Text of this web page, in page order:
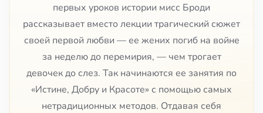
первых уроков истории мисс Броди
рассказывает вместо лекции трагический сюжет
своей первой любви — ее жених погиб на войне
за неделю до перемирия, — чем трогает
девочек до слез. Так начинаются ее занятия по
«Истине, Добру и Красоте» с помощью самых
нетрадиционных методов. Отдавая себя